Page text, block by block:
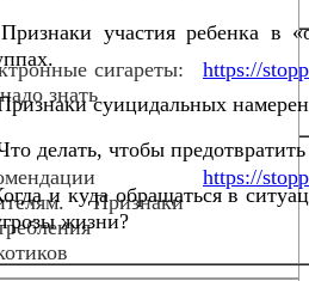
сигареты:
знать
https://
Признаки
https://
участия ребенка в
суицидальных
делать, чтобы
и куда обращаться в
жизни?